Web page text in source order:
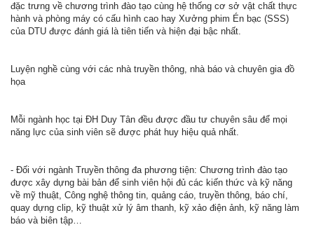
đặc trưng về chương trình đào tạo cùng hệ thống cơ sở vật chất thực
hành và phòng máy có cấu hình cao hay Xưởng phim Én bạc (SSS)
của DTU được đánh giá là tiên tiến và hiện đại bậc nhất.
Luyện nghề cùng với các nhà truyền thông, nhà báo và chuyên gia đồ
họa
Mỗi ngành học tại ĐH Duy Tân đều được đầu tư chuyên sâu để mọi
năng lực của sinh viên sẽ được phát huy hiệu quả nhất.
- Đối với ngành Truyền thông đa phương tiện: Chương trình đào tạo
được xây dựng bài bản để sinh viên hội đủ các kiến thức và kỹ năng
về mỹ thuật, Công nghệ thông tin, quảng cáo, truyền thông, báo chí,
quay dựng clip, kỹ thuật xử lý âm thanh, kỹ xảo điện ảnh, kỹ năng làm
báo và biên tập…